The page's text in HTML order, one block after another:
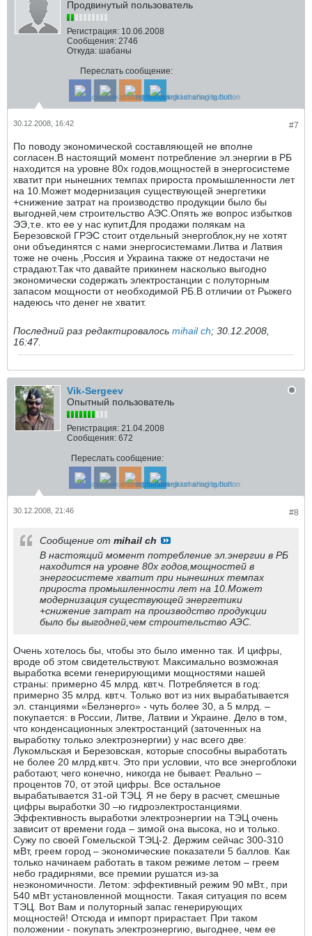
Продвинутый пользователь
Регистрация: 10.06.2008
Сообщения: 2746
Откуда: шабаны
Переслать сообщение:
#7
30.12.2008, 16:42
По поводу экономической составляющей не вполне
согласен.В настоящий момент потребление эл.энергии в РБ
находится на уровне 80х годов,мощностей в энергосистеме
хватит при нынешних темпах прироста промышленности лет
на 10.Может модернизация существующей энергетики
+снижение затрат на производство продукции было бы
выгодней,чем строительство АЭС.Опять же вопрос избытков
ЭЭ,т.е. кто ее у нас купит.Для продажи полякам на
Березовской ГРЭС стоит отдельный энергоблок,ну не хотят
они объединятся с нами энергосистемами.Литва и Латвия
тоже не очень ,Россия и Украина также от недостачи не
страдают.Так что давайте прикинем насколько выгодно
экономически содержать электростанции с полуторным
запасом мощности от необходимой РБ.В отличии от Рыжего
надеюсь что денег не хватит.
Последний раз редактировалось mihail ch; 30.12.2008,
16:47.
Vik-Sergeev
Опытный пользователь
Регистрация: 21.04.2008
Сообщения: 672
Переслать сообщение:
#8
30.12.2008, 21:46
Сообщение от mihail ch
В настоящий момент потребление эл.энергии в РБ
находится на уровне 80х годов,мощностей в
энергосистеме хватит при нынешних темпах
прироста промышленности лет на 10.Может
модернизация существующей энергетики
+снижение затрат на производство продукции
было бы выгодней,чем строительство АЭС.
Очень хотелось бы, чтобы это было именно так. И цифры,
вроде об этом свидетельствуют. Максимально возможная
выработка всеми генерирующими мощностями нашей
страны: примерно 45 млрд. квт.ч. Потребляется в год:
примерно 35 млрд. квт.ч. Только вот из них вырабатывается
эл. станциями «Белэнерго» - чуть более 30, а 5 млрд. –
покупается: в России, Литве, Латвии и Украине. Дело в том,
что конденсационных электростанций (заточенных на
выработку только электроэнергии) у нас всего две:
Лукомльская и Березовская, которые способны выработать
не более 20 млрд.квт.ч. Это при условии, что все энергоблоки
работают, чего конечно, никогда не бывает. Реально –
процентов 70, от этой цифры. Все остальное
вырабатывается 31-ой ТЭЦ. Я не беру в расчет, смешные
цифры выработки 30 –ю гидроэлектростанциями.
Эффективность выработки электроэнергии на ТЭЦ очень
зависит от времени года – зимой она высока, но и только.
Сужу по своей Гомельской ТЭЦ-2. Держим сейчас 300-310
мВт, греем город – экономические показатели 5 баллов. Как
только начинаем работать в таком режиме летом – греем
небо градирнями, все премии рушатся из-за
неэкономичности. Летом: эффективный режим 90 мВт., при
540 мВт установленной мощности. Такая ситуация по всем
ТЭЦ. Вот Вам и полуторный запас генерирующих
мощностей! Отсюда и импорт прирастает. При таком
положении - покупать электроэнергию, выгоднее, чем ее